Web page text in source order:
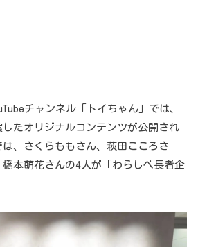
チャンネル「トイちゃん」では、
したオリジナルコンテンツが公開され
、さくらももさん、萩田こころさ
本萌花さんの4人が「わらしべ長者企